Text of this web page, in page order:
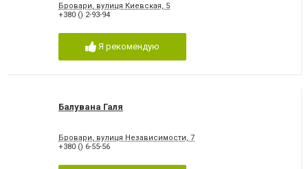
Бровари, вулиця Киевская, 5
+380 () 2-93-94
Я рекомендую
Балувана Галя
Бровари, вулиця Независимости, 7
+380 () 6-55-56